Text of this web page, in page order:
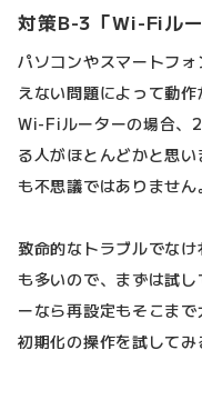
対策B-3「Wi-Fiル
パソコンやスマートフ
えない問題によって動
Wi-Fiルーターの場合、
る人がほとんどかと思
も不思議ではありません。
致命的なトラブルでな
も多いので、まずは試
ーなら再設定もそこま
初期化の操作を試してみ